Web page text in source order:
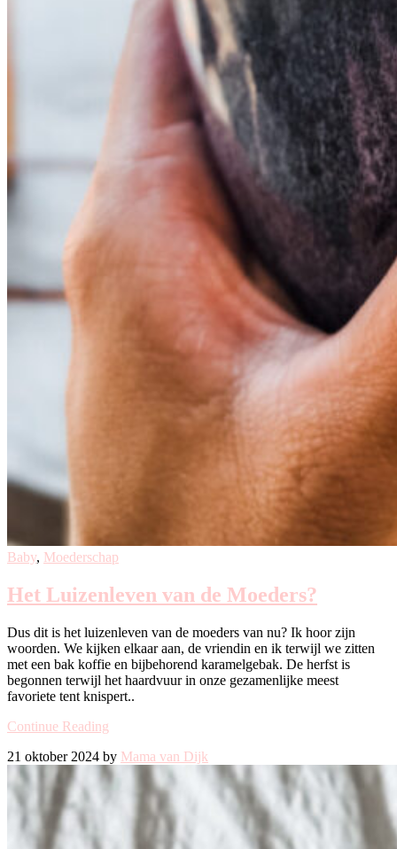
Baby, Moederschap
Het Luizenleven van de Moeders?
Dus dit is het luizenleven van de moeders van nu? Ik hoor zijn
woorden. We kijken elkaar aan, de vriendin en ik terwijl we zitten
met een bak koffie en bijbehorend karamelgebak. De herfst is
begonnen terwijl het haardvuur in onze gezamenlijke meest
favoriete tent knispert..
Continue Reading
21 oktober 2024 by Mama van Dijk